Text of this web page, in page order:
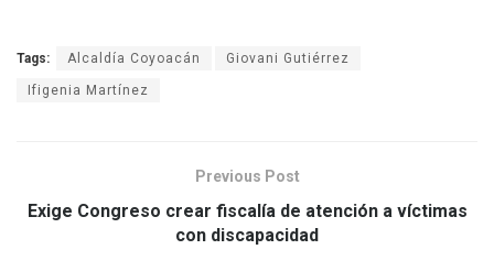
Tags: Alcaldía Coyoacán Giovani Gutiérrez
Ifigenia Martínez
Previous Post
Exige Congreso crear fiscalía de atención a víctimas
con discapacidad